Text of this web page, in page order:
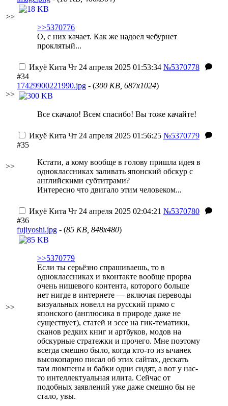
>>
>>5370776
О, с них качает. Как же надоел чебурнет
проклятый...
>>
Икуё Кита Чт 24 апреля 2025 01:53:34 №5370778
#34
17429900221990.jpg - (300 KB, 687x1024)
Все скачало! Всем спасибо! Вы тоже качайте!
>>
Икуё Кита Чт 24 апреля 2025 01:56:25 №5370779
#35
Кстати, а кому вообще в голову пришла идея в
одноклассниках заливать японский обскур с
английскими субтитрами?
Интересно что двигало этим человеком...
>>
Икуё Кита Чт 24 апреля 2025 02:04:21 №5370780
#36
fujiyoshi.jpg - (85 KB, 848x480)
>>5370779
Если ты серьёзно спрашиваешь, то в
одноклассниках и вконтакте вообще прорва
очень нишевого контента, которого больше
нет нигде в интернете — включая переводы
визуальных новелл на русский прямо с
японского (англюсика в природе даже не
существует), статей и эссе на гик-тематики,
сканов редких книг и артбуков, модов на
обскурные стратежки и прочего. Мне поэтому
всегда смешно было, когда кто-то из ычанек
высокопарно писал об этих сайтах, дескать
там люмпены и бабки одни сидят, а вот у нас-
то интеллектуальная илита. Сейчас от
подобных заявлений уже даже смешно бы не
стало, увы.